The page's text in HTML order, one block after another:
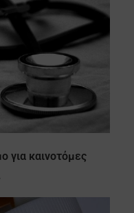
για καινοτόμες